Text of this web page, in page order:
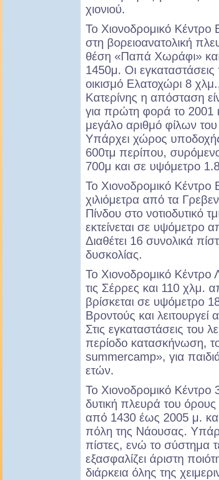
χιονιού.
Το Χιονοδρομικό Κέντρο
στη βορειοανατολική
θέση «Παπά Χωράφι»
1450μ. Οι
οικισμό Ελατοχώρι 8
Κατερίνης η απόσταση
για πρώτη φορά το 2001
μεγάλο αριθμό φίλων του
Υπάρχει χώρος
600τμ περίπου,
700μ και σε υψόμετρο
Το Χιονοδρομικό Κέντρο
χιλιόμετρα από τα
Πίνδου στο νοτιοδυτικό
εκτείνεται σε
Διαθέτει 16 συνολικά
δυσκολίας.
Το Χιονοδρομικό Κέντρο
τις Σέρρες και 110 χλμ.
βρίσκεται σε υψόμετρο
Βροντούς και
Στις εγκαταστάσεις του
περίοδο κατασκήνωση,
summercamp», για
ετών.
Το Χιονοδρομικό Κέντρο
δυτική πλευρά του
από 1430 έως 2005 μ.
πόλη της Νάουσας.
πίστες, ενώ το σύστημα
εξασφαλίζει άριστη
διάρκεια όλης της